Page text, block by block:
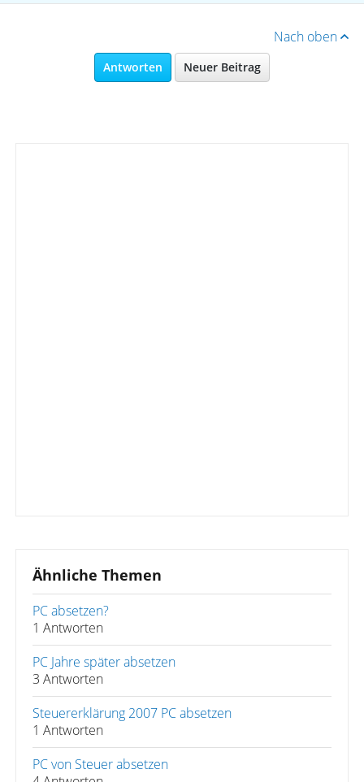
Nach oben
Antworten Neuer Beitrag
Ähnliche Themen
PC absetzen?
1 Antworten
PC Jahre später absetzen
3 Antworten
Steuererklärung 2007 PC absetzen
1 Antworten
PC von Steuer absetzen